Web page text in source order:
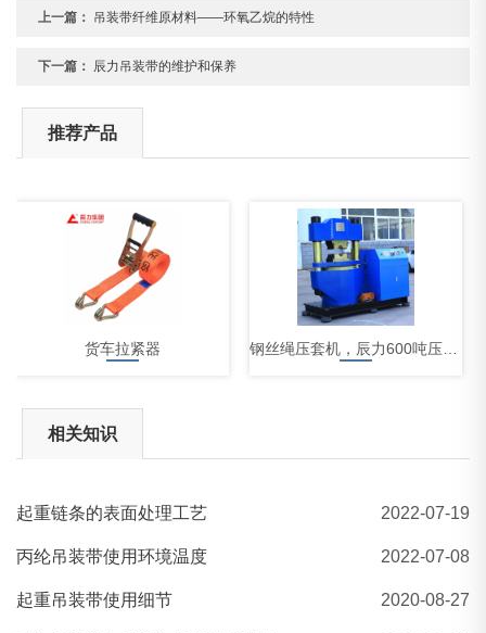
上一篇： 吊装带纤维原材料——环氧乙烷的特性
下一篇： 辰力吊装带的维护和保养
推荐产品
货车拉紧器 钢丝绳压套机，辰力600吨压套机
五洲EB-B扁平吊装带
相关知识
起重链条的表面处理工艺 2022-07-19
丙纶吊装带使用环境温度 2022-07-08
起重吊装带使用细节 2020-08-27